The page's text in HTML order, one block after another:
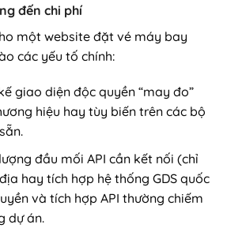
đến chi phí
một website đặt vé máy bay
các yếu tố chính:
giao diện độc quyền “may đo”
hiệu hay tùy biến trên các bộ
đầu mối API cần kết nối (chỉ
hay tích hợp hệ thống GDS quốc
và tích hợp API thường chiếm
dự án.